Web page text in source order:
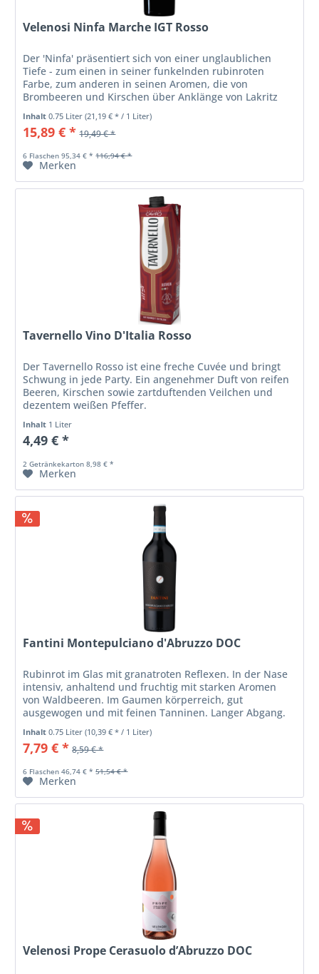
Velenosi Ninfa Marche IGT Rosso
Der 'Ninfa' präsentiert sich von einer unglaublichen
Tiefe - zum einen in seiner funkelnden rubinroten
Farbe, zum anderen in seinen Aromen, die von
Brombeeren und Kirschen über Anklänge von Lakritz
und Graphit bis zu würzigen Noten von...
Inhalt0.75 Liter(21,19 € * / 1 Liter)
15,89 € * 19,49 € *
6 Flaschen 95,34 € * 116,94 € *
Merken
Tavernello Vino D'Italia Rosso
Der Tavernello Rosso ist eine freche Cuvée und bringt
Schwung in jede Party. Ein angenehmer Duft von reifen
Beeren, Kirschen sowie zartduftenden Veilchen und
dezentem weißen Pfeffer.
Inhalt 1 Liter
4,49 € *
2 Getränkekarton 8,98 € *
Merken
Fantini Montepulciano d'Abruzzo DOC
Rubinrot im Glas mit granatroten Reflexen. In der Nase
intensiv, anhaltend und fruchtig mit starken Aromen
von Waldbeeren. Im Gaumen körperreich, gut
ausgewogen und mit feinen Tanninen. Langer Abgang.
Inhalt0.75 Liter(10,39 € * / 1 Liter)
7,79 € * 8,59 € *
6 Flaschen 46,74 € * 51,54 € *
Merken
Velenosi Prope Cerasuolo d’Abruzzo DOC